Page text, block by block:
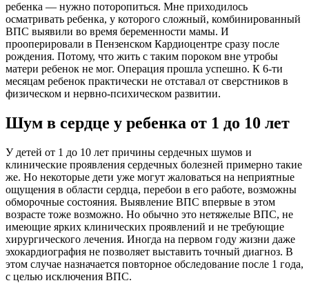
ребенка — нужно поторопиться. Мне приходилось
осматривать ребенка, у которого сложный, комбинированный
ВПС выявили во время беременности мамы. И
прооперировали в Пензенском Кардиоцентре сразу после
рождения. Потому, что жить с таким пороком вне утробы
матери ребенок не мог. Операция прошла успешно. К 6-ти
месяцам ребенок практически не отставал от сверстников в
физическом и нервно-психическом развитии.
Шум в сердце у ребенка от 1 до 10 лет
У детей от 1 до 10 лет причины сердечных шумов и
клинические проявления сердечных болезней примерно такие
же. Но некоторые дети уже могут жаловаться на неприятные
ощущения в области сердца, перебои в его работе, возможны
обморочные состояния. Выявление ВПС впервые в этом
возрасте тоже возможно. Но обычно это нетяжелые ВПС, не
имеющие ярких клинических проявлений и не требующие
хирургического лечения. Иногда на первом году жизни даже
эхокардиография не позволяет выставить точный диагноз. В
этом случае назначается повторное обследование после 1 года,
с целью исключения ВПС.